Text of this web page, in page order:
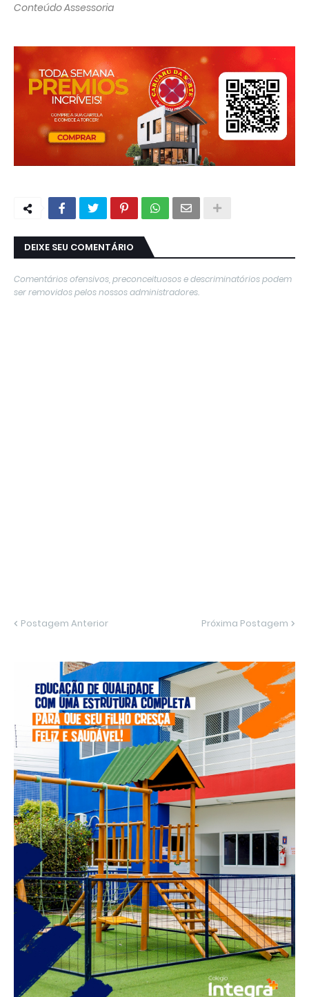
Conteúdo Assessoria
DEIXE SEU COMENTÁRIO
Comentários ofensivos, preconceituosos e descriminatórios podem
ser removidos pelos nossos administradores.
Postagem Anterior Próxima Postagem